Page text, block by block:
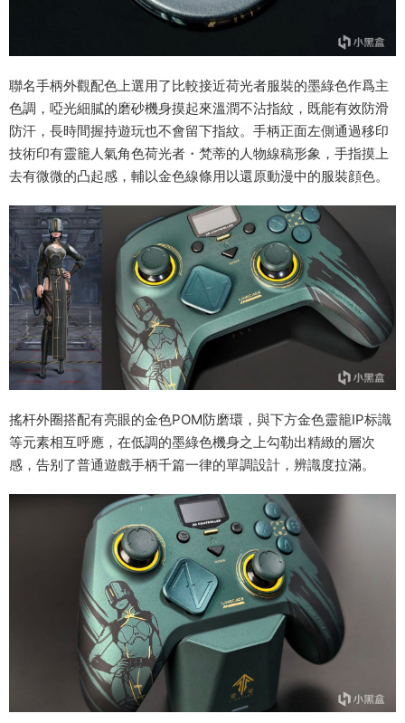
聯名手柄外觀配色上選用了比較接近荷光者服裝的墨綠色作爲主
色調，啞光細膩的磨砂機身摸起來溫潤不沾指紋，既能有效防滑
防汗，長時間握持遊玩也不會留下指紋。手柄正面左側通過移印
技術印有靈籠人氣角色荷光者・梵蒂的人物線稿形象，手指摸上
去有微微的凸起感，輔以金色線條用以還原動漫中的服裝顔色。
搖杆外圈搭配有亮眼的金色POM防磨環，與下方金色靈籠IP标識
等元素相互呼應，在低調的墨綠色機身之上勾勒出精緻的層次
感，告别了普通遊戲手柄千篇一律的單調設計，辨識度拉滿。